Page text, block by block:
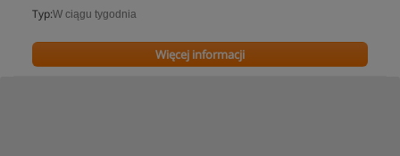
Typ:W ciągu tygodnia
Więcej informacji